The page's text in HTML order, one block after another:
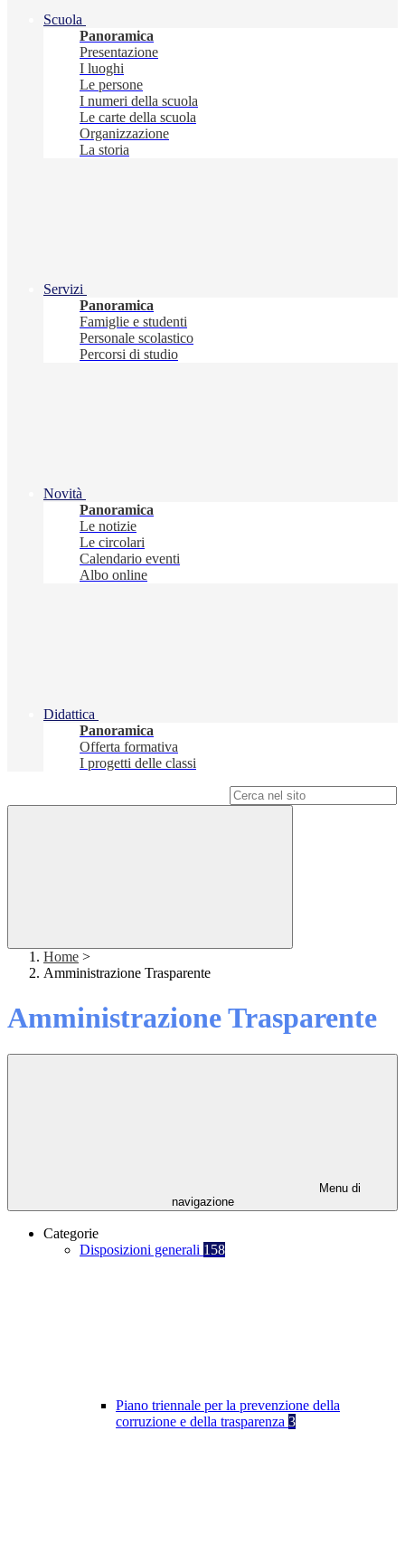
Scuola
Panoramica
Presentazione
I luoghi
Le persone
I numeri della scuola
Le carte della scuola
Organizzazione
La storia
Servizi
Panoramica
Famiglie e studenti
Personale scolastico
Percorsi di studio
Novità
Panoramica
Le notizie
Le circolari
Calendario eventi
Albo online
Didattica
Panoramica
Offerta formativa
I progetti delle classi
Home >
Amministrazione Trasparente
Amministrazione Trasparente
Menu di
navigazione
Categorie
Disposizioni generali 158
Piano triennale per la prevenzione della
corruzione e della trasparenza 3